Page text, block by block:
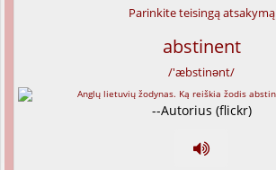
Parinkite teisingą atsakymą
abstinent
/'æbstinənt/
--Autorius (flickr)